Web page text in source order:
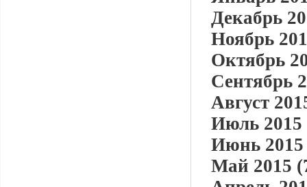
Декабрь
Ноябрь
Октябрь
Сентябрь
Август
Июль 2015
Июнь 2015
Май 2015